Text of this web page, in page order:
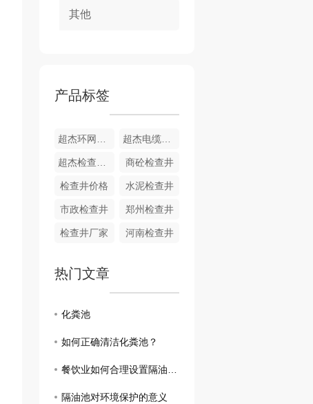
其他
产品标签
超杰环网柜基础安装现场 超杰电缆井厂家
超杰检查井生产厂家 商砼检查井
检查井价格 水泥检查井
市政检查井 郑州检查井
检查井厂家 河南检查井
热门文章
化粪池
如何正确清洁化粪池？
餐饮业如何合理设置隔油池？
隔油池对环境保护的意义